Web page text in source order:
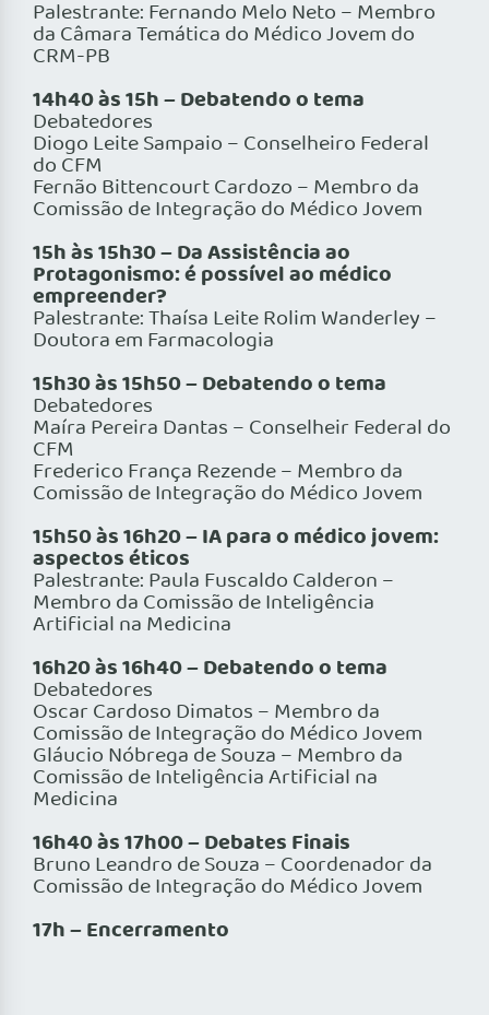
Palestrante: Fernando Melo Neto – Membro
da Câmara Temática do Médico Jovem do
CRM-PB
14h40 às 15h – Debatendo o tema
Debatedores
Diogo Leite Sampaio – Conselheiro Federal
do CFM
Fernão Bittencourt Cardozo – Membro da
Comissão de Integração do Médico Jovem
15h às 15h30 –Da Assistência ao
Protagonismo: é possível ao médico
empreender?
Palestrante: Thaísa Leite Rolim Wanderley –
Doutora em Farmacologia
15h30 às 15h50 – Debatendo o tema
Debatedores
Maíra Pereira Dantas – Conselheir Federal do
CFM
Frederico França Rezende – Membro da
Comissão de Integração do Médico Jovem
15h50 às 16h20 –IA para o médico jovem:
aspectos éticos
Palestrante: Paula Fuscaldo Calderon –
Membro da Comissão de Inteligência
Artificial na Medicina
16h20 às 16h40 – Debatendo o tema
Debatedores
Oscar Cardoso Dimatos – Membro da
Comissão de Integração do Médico Jovem
Gláucio Nóbrega de Souza – Membro da
Comissão de Inteligência Artificial na
Medicina
16h40 às 17h00 – Debates Finais
Bruno Leandro de Souza – Coordenador da
Comissão de Integração do Médico Jovem
17h – Encerramento